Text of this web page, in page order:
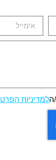
הלמדיניות